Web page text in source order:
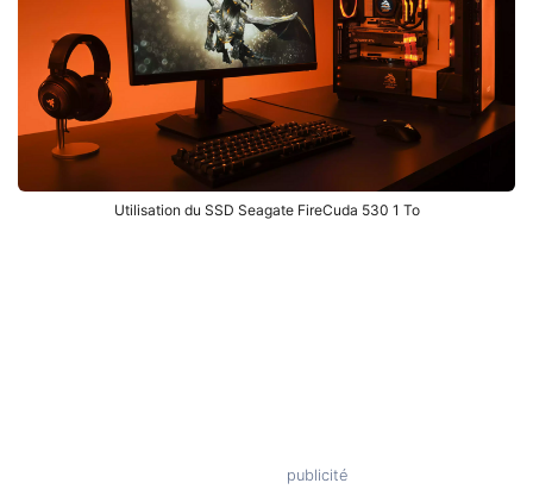
Utilisation du SSD Seagate FireCuda 530 1 To